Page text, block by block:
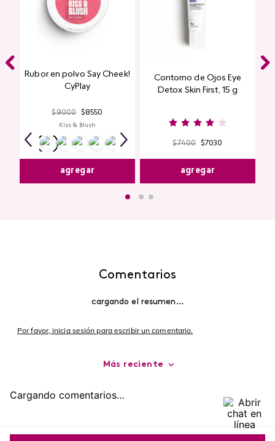
Rubor en polvo Say Cheek!
CyPlay
$9000 $8550
Kiss & Blush
agregar
Contorno de Ojos Eye
Detox Skin First, 15 g
$7400 $7030
agregar
Comentarios
cargando el resumen…
Por favor, inicia sesión para escribir un comentario.
Más reciente
Cargando comentarios…